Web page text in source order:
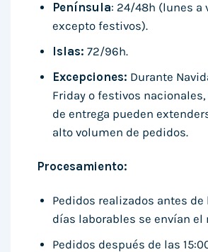
Península: 24/48h (lunes a
excepto festivos).
Islas: 72/96h.
Excepciones: Durante
Friday o festivos
de entrega pueden
alto volumen de pedidos.
Procesamiento:
Pedidos realizados antes de
días laborables se envían el
Pedidos después de las